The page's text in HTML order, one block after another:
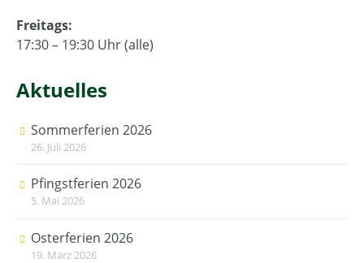
Freitags:
17:30 – 19:30 Uhr (alle)
Aktuelles
Sommerferien 2026
26. Juli 2026
Pfingstferien 2026
5. Mai 2026
Osterferien 2026
19. März 2026